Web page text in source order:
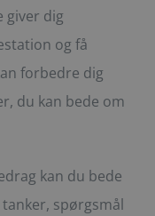
giver dig
og få
forbedre dig
du kan bede om
kan du bede
spørgsmål